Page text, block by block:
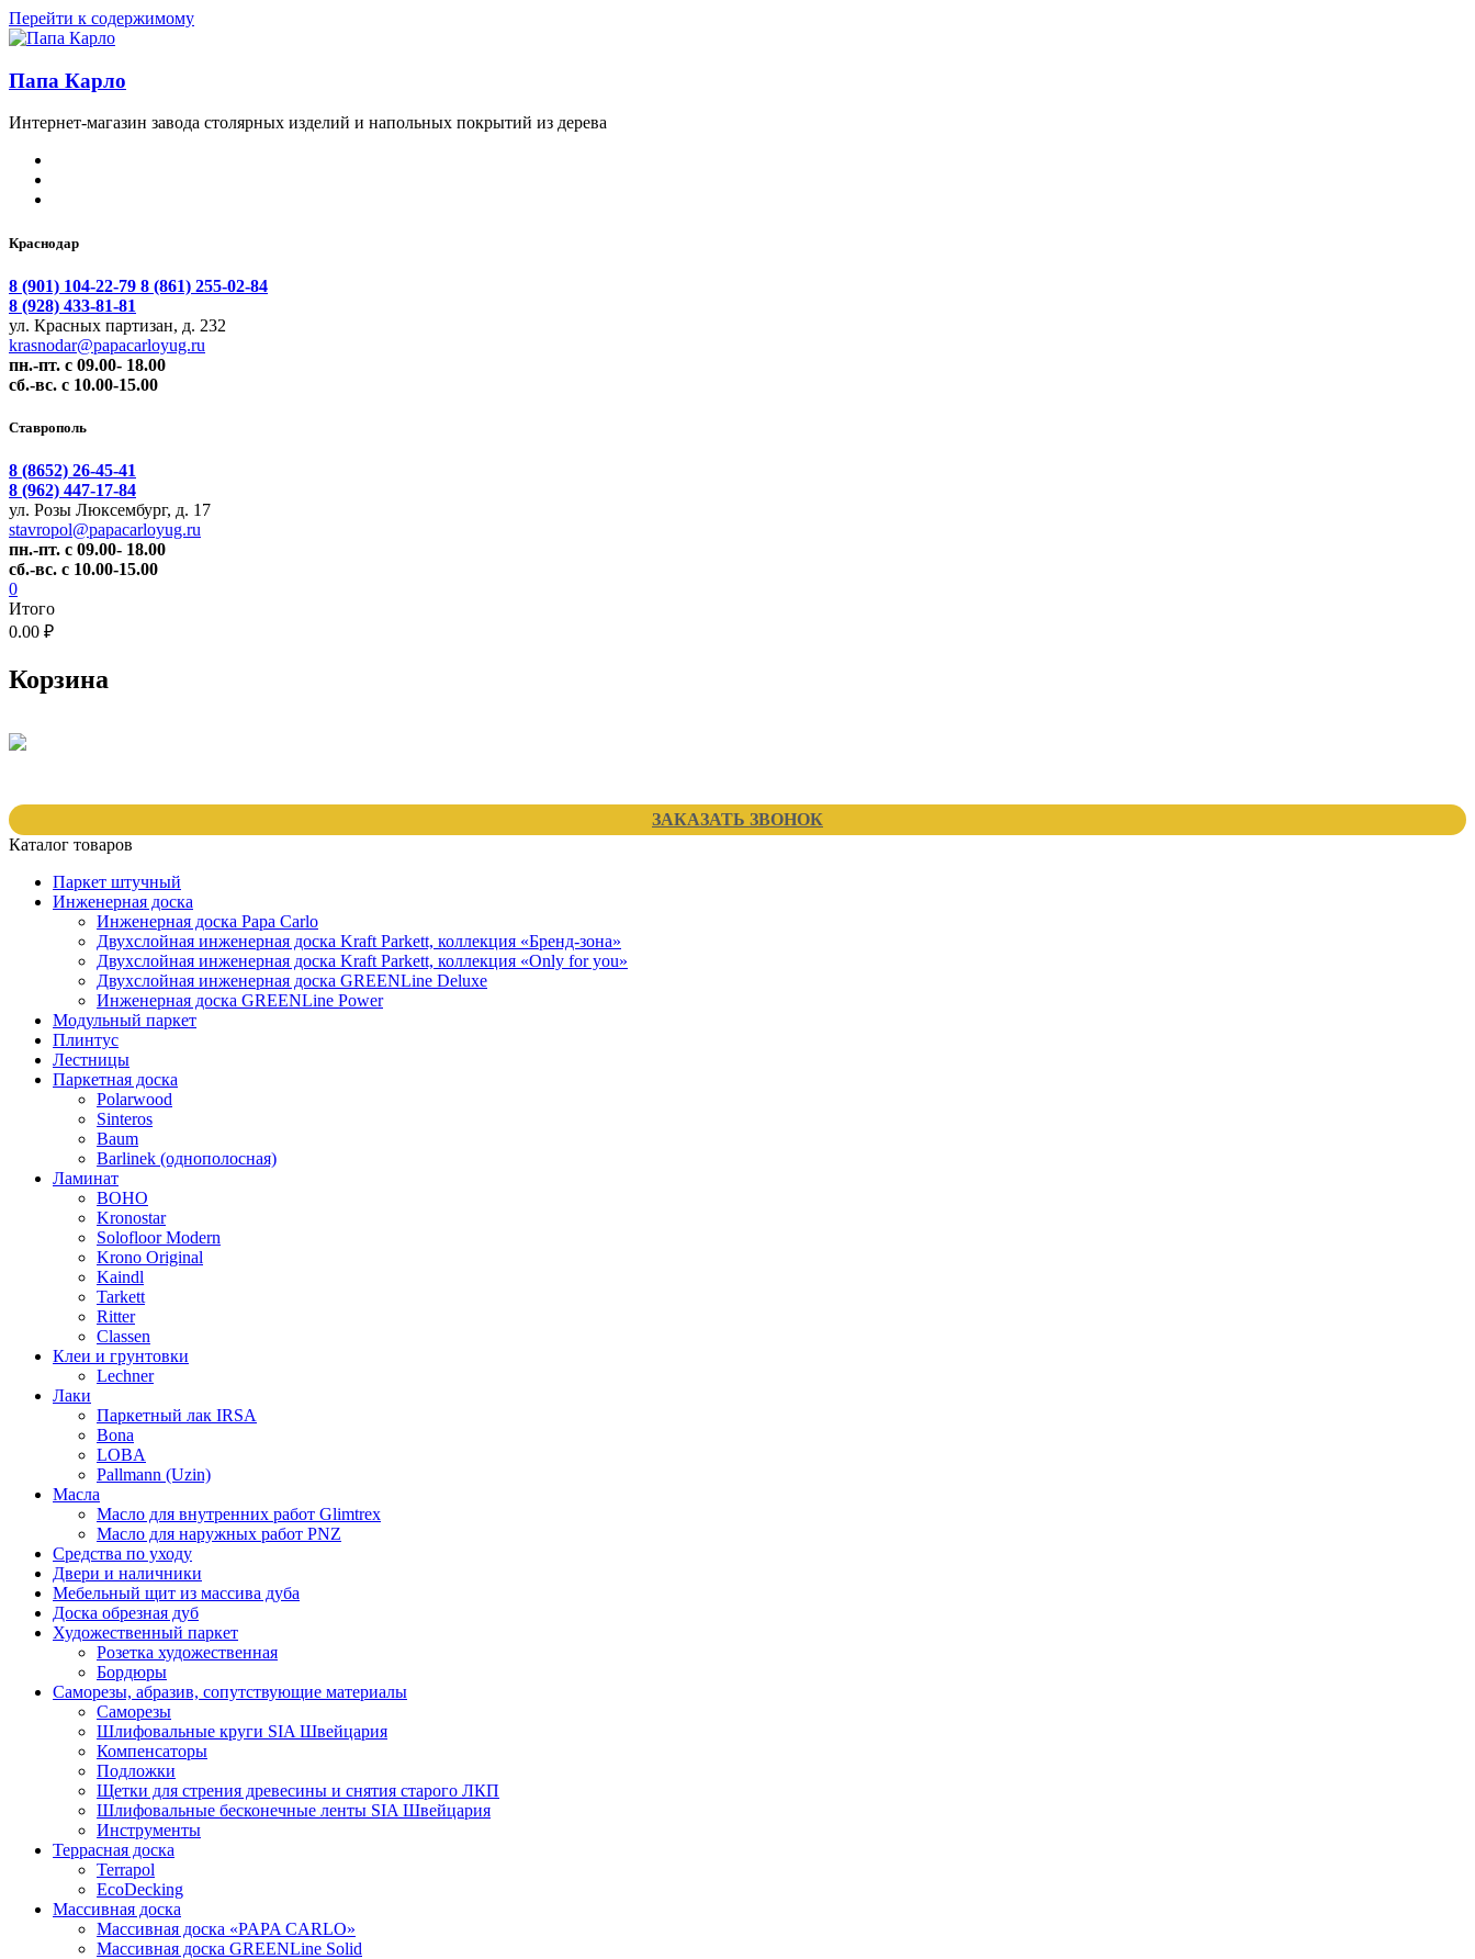
Перейти к содержимому
Папа Карло
Интернет-магазин завода столярных изделий и напольных покрытий из дерева
Краснодар
8 (901) 104-22-79 8 (861) 255-02-84
8 (928) 433-81-81
ул. Красных партизан, д. 232
krasnodar@papacarloyug.ru
пн.-пт. с 09.00- 18.00
сб.-вс. с 10.00-15.00
Ставрополь
8 (8652) 26-45-41
8 (962) 447-17-84
ул. Розы Люксембург, д. 17
stavropol@papacarloyug.ru
пн.-пт. с 09.00- 18.00
сб.-вс. с 10.00-15.00
0
Итого
0.00 ₽
Корзина
ЗАКАЗАТЬ ЗВОНОК
Каталог товаров
Паркет штучный
Инженерная доска
Инженерная доска Papa Carlo
Двухслойная инженерная доска Kraft Parkett, коллекция «Бренд-зона»
Двухслойная инженерная доска Kraft Parkett, коллекция «Only for you»
Двухслойная инженерная доска GREENLine Deluxe
Инженерная доска GREENLine Power
Модульный паркет
Плинтус
Лестницы
Паркетная доска
Polarwood
Sinteros
Baum
Barlinek (однополосная)
Ламинат
BOHO
Kronostar
Solofloor Modern
Krono Original
Kaindl
Tarkett
Ritter
Classen
Клеи и грунтовки
Lechner
Лаки
Паркетный лак IRSA
Bona
LOBA
Pallmann (Uzin)
Масла
Масло для внутренних работ Glimtrex
Масло для наружных работ PNZ
Средства по уходу
Двери и наличники
Мебельный щит из массива дуба
Доска обрезная дуб
Художественный паркет
Розетка художественная
Бордюры
Саморезы, абразив, сопутствующие материалы
Саморезы
Шлифовальные круги SIA Швейцария
Компенсаторы
Подложки
Щетки для стрения древесины и снятия старого ЛКП
Шлифовальные бесконечные ленты SIA Швейцария
Инструменты
Террасная доска
Terrapol
EcoDecking
Массивная доска
Массивная доска «PAPA CARLO»
Массивная доска GREENLine Solid